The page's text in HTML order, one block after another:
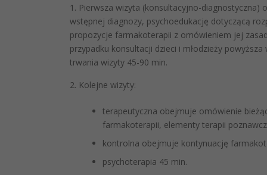
1. Pierwsza wizyta (konsultacyjno-
wstępnej diagnozy, psychoedukację dotyczącą
propozycje farmakoterapii z omówieniem jej
przypadku konsultacji dzieci i młodzieży
trwania wizyty 45-90 min.
2. Kolejne wizyty:
terapeutyczna obejmuje omówienie
farmakoterapii, elementy terapii
kontrolna obejmuje kontynuację
psychoterapia 45 min.